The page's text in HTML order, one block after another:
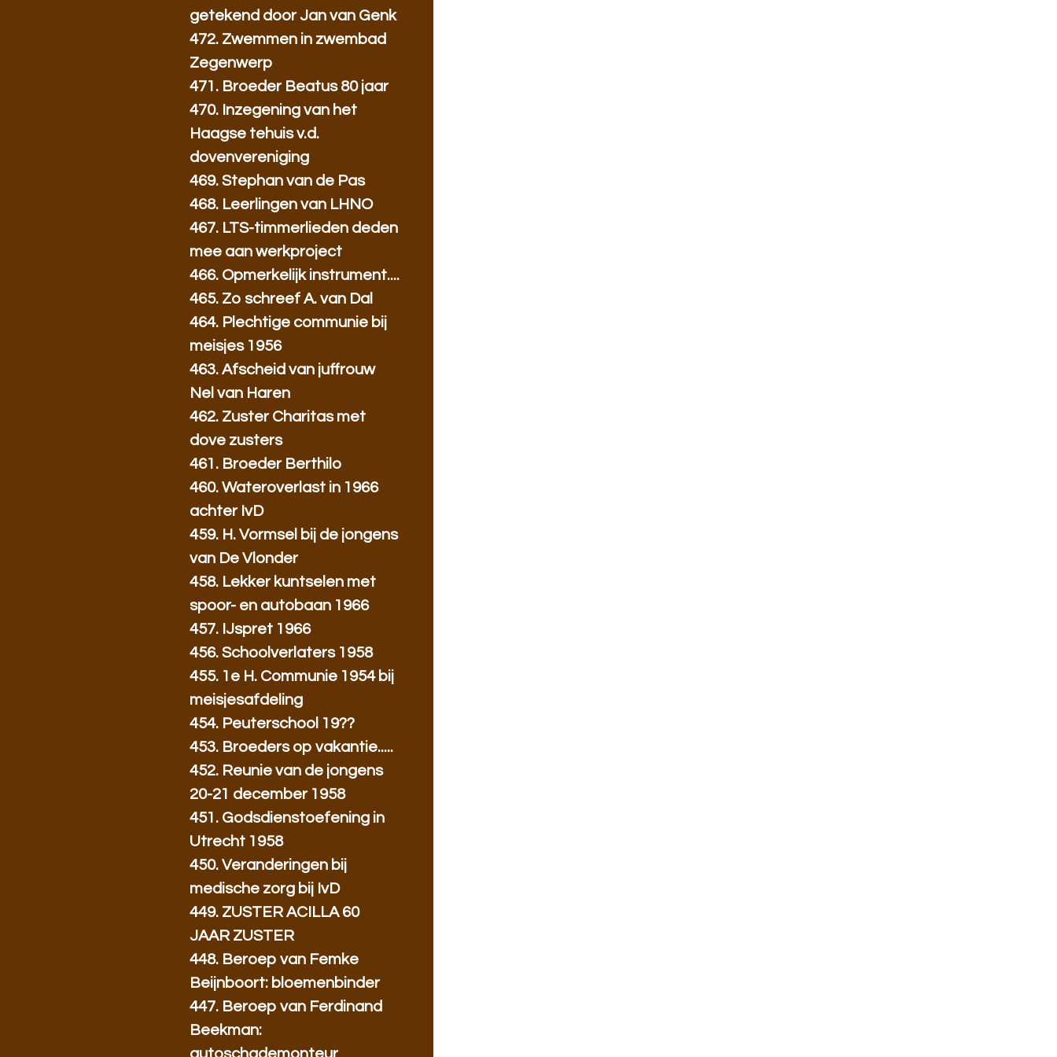
getekend door Jan van Genk
472. Zwemmen in zwembad
Zegenwerp
471. Broeder Beatus 80 jaar
470. Inzegening van het
Haagse tehuis v.d.
dovenvereniging
469. Stephan van de Pas
468. Leerlingen van LHNO
467. LTS-timmerlieden deden
mee aan werkproject
466. Opmerkelijk instrument....
465. Zo schreef A. van Dal
464. Plechtige communie bij
meisjes 1956
463. Afscheid van juffrouw
Nel van Haren
462. Zuster Charitas met
dove zusters
461. Broeder Berthilo
460. Wateroverlast in 1966
achter IvD
459. H. Vormsel bij de jongens
van De Vlonder
458. Lekker kuntselen met
spoor- en autobaan 1966
457. IJspret 1966
456. Schoolverlaters 1958
455. 1e H. Communie 1954 bij
meisjesafdeling
454. Peuterschool 19??
453. Broeders op vakantie.....
452. Reunie van de jongens
20-21 december 1958
451. Godsdienstoefening in
Utrecht 1958
450. Veranderingen bij
medische zorg bij IvD
449. ZUSTER ACILLA 60
JAAR ZUSTER
448. Beroep van Femke
Beijnboort: bloemenbinder
447. Beroep van Ferdinand
Beekman:
autoschademonteur